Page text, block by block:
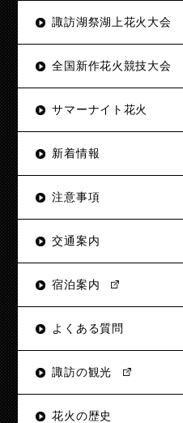
諏訪湖祭湖上花火大会
全国新作花火競技大会
サマーナイト花火
新着情報
注意事項
交通案内
宿泊案内
よくある質問
諏訪の観光
花火の歴史